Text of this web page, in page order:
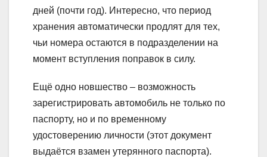
дней (почти год). Интересно, что период
хранения автоматически продлят для тех,
чьи номера остаются в подразделении на
момент вступления поправок в силу.
Ещё одно новшество – возможность
зарегистрировать автомобиль не только по
паспорту, но и по временному
удостоверению личности (этот документ
выдаётся взамен утерянного паспорта).